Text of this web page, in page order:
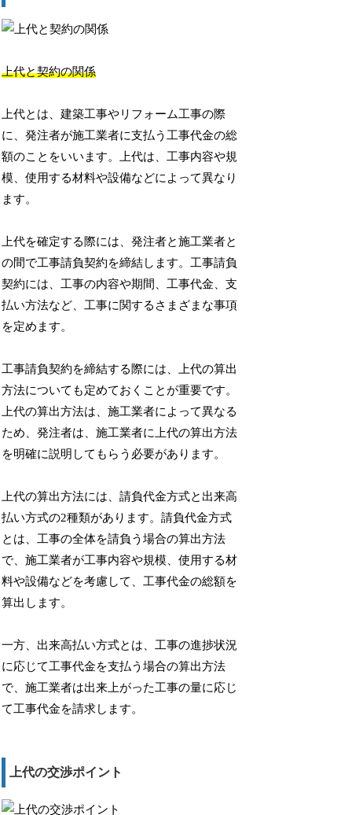
上代と契約の関係
上代とは、建築工事やリフォーム工事の際
に、発注者が施工業者に支払う工事代金の総
額のことをいいます。上代は、工事内容や規
模、使用する材料や設備などによって異なり
ます。
上代を確定する際には、発注者と施工業者と
の間で工事請負契約を締結します。工事請負
契約には、工事の内容や期間、工事代金、支
払い方法など、工事に関するさまざまな事項
を定めます。
工事請負契約を締結する際には、上代の算出
方法についても定めておくことが重要です。
上代の算出方法は、施工業者によって異なる
ため、発注者は、施工業者に上代の算出方法
を明確に説明してもらう必要があります。
上代の算出方法には、請負代金方式と出来高
払い方式の2種類があります。請負代金方式
とは、工事の全体を請負う場合の算出方法
で、施工業者が工事内容や規模、使用する材
料や設備などを考慮して、工事代金の総額を
算出します。
一方、出来高払い方式とは、工事の進捗状況
に応じて工事代金を支払う場合の算出方法
で、施工業者は出来上がった工事の量に応じ
て工事代金を請求します。
上代の交渉ポイント